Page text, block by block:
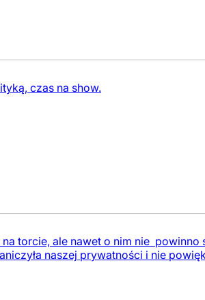
czas na show.
torcie, ale nawet o nim nie
naszej prywatności i nie